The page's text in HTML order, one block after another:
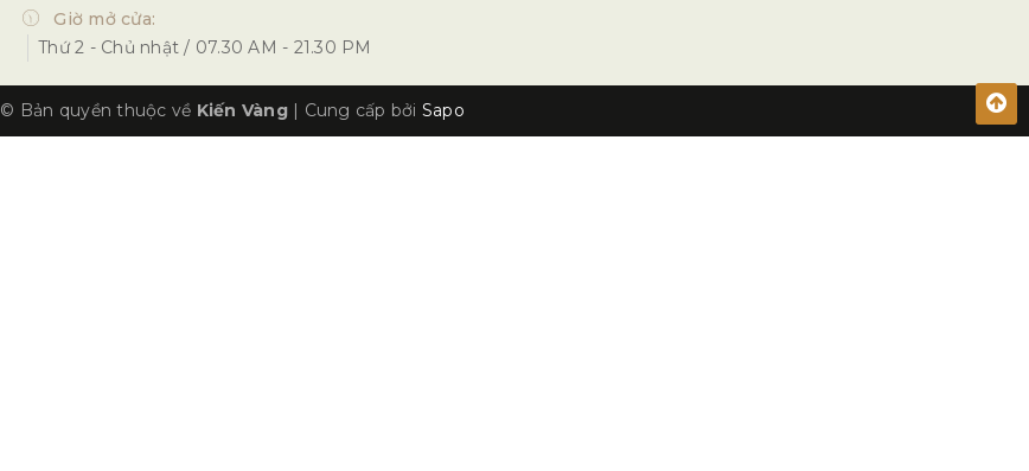
Giờ mở cửa:
Thứ 2 - Chủ nhật / 07.30 AM - 21.30 PM
© Bản quyền thuộc về Kiến Vàng | Cung cấp bởi Sapo